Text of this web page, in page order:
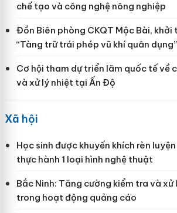
chế tạo và công nghệ nông nghiệp
Đồn Biên phòng CKQT Mộc Bài, khởi
“Tàng trữ trái phép vũ khí quân dụng”
Cơ hội tham dự triển lãm quốc tế về
và xử lý nhiệt tại Ấn Độ
Xã hội
Học sinh được khuyến khích rèn
thực hành 1 loại hình nghệ thuật
Bắc Ninh: Tăng cường kiểm tra và
trong hoạt động quảng cáo